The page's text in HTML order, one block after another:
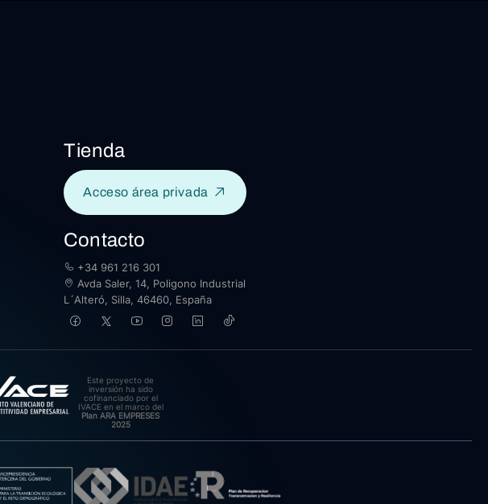
Tienda
Acceso área privada
Contacto
+34 961 216 301
Avda Saler, 14, Poligono Industrial
L´Alteró, Silla, 46460, España
Este proyecto de
inversión ha sido
cofinanciado por el
IVACE en el marco del
Plan ARA EMPRESES
2025